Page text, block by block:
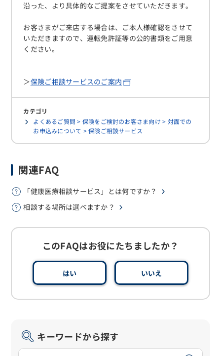
沿った、より具体的なご提案をさせていただきます。
お客さまがご来店する場合は、ご本人様確認をさせて
いただきますので、運転免許証等の公的書類をご用意
ください。
＞保険ご相談サービスのご案内
カテゴリ
よくあるご質問 > 保険をご検討のお客さま向け > 対面での
お申込みについて > 保険ご相談サービス
関連FAQ
「健康医療相談サービス」とは何ですか？
相談する場所は選べますか？
このFAQはお役にたちましたか？
はい いいえ
キーワードから探す